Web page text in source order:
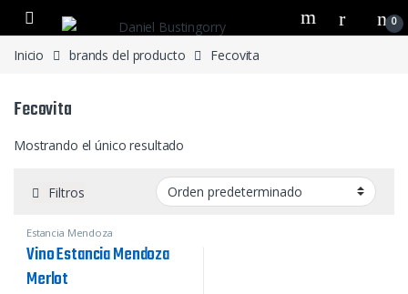
0
Inicio brands del producto Fecovita
Fecovita
Mostrando el único resultado
Filtros
Estancia Mendoza
Vino Estancia Mendoza
Merlot